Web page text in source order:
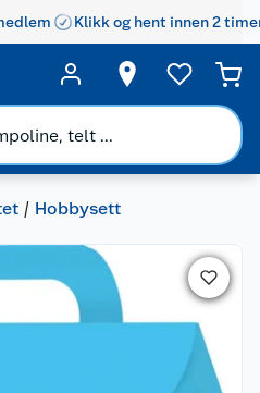
Klikk og hent innen 2
Hobbysett